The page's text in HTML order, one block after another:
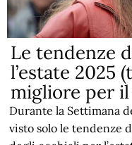
Le tendenze
l’estate 2025
migliore per
Durante la Settimana
visto solo le tendenze